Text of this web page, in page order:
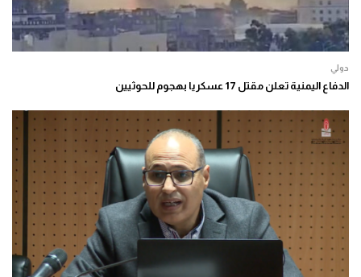
دولي
الدفاع اليمنية تعلن مقتل 17 عسكريا بهجوم للحوثيين